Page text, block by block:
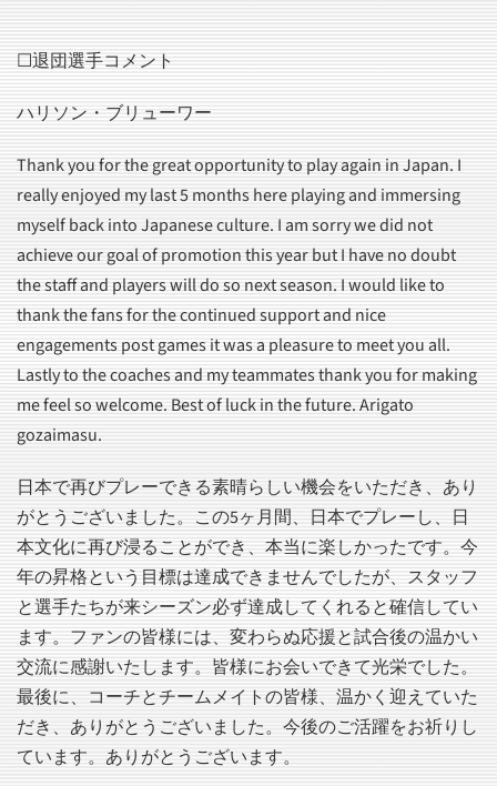
☐退団選手コメント
ハリソン・ブリューワー
Thank you for the great opportunity to play again in Japan. I
really enjoyed my last 5 months here playing and immersing
myself back into Japanese culture. I am sorry we did not
achieve our goal of promotion this year but I have no doubt
the staff and players will do so next season. I would like to
thank the fans for the continued support and nice
engagements post games it was a pleasure to meet you all.
Lastly to the coaches and my teammates thank you for making
me feel so welcome. Best of luck in the future. Arigato
gozaimasu.
日本で再びプレーできる素晴らしい機会をいただき、あり
がとうございました。この5ヶ月間、日本でプレーし、日
本文化に再び浸ることができ、本当に楽しかったです。今
年の昇格という目標は達成できませんでしたが、スタッフ
と選手たちが来シーズン必ず達成してくれると確信してい
ます。ファンの皆様には、変わらぬ応援と試合後の温かい
交流に感謝いたします。皆様にお会いできて光栄でした。
最後に、コーチとチームメイトの皆様、温かく迎えていた
だき、ありがとうございました。今後のご活躍をお祈りし
ています。ありがとうございます。